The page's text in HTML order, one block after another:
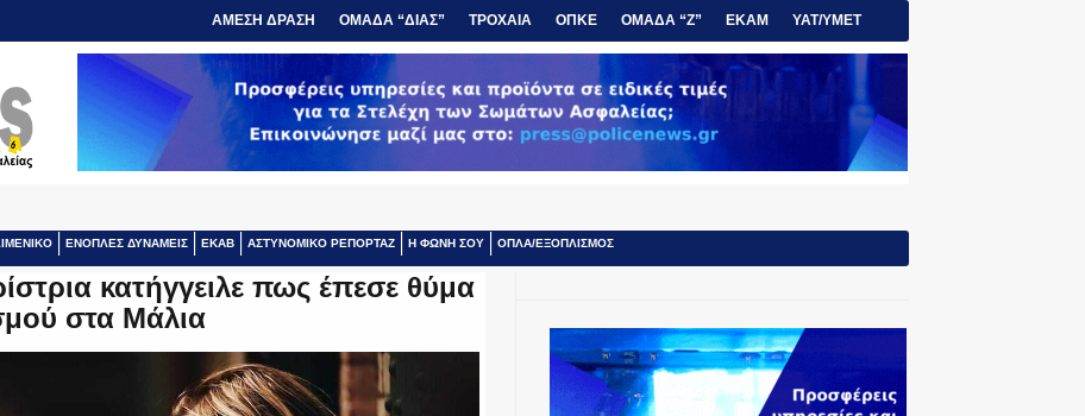
ΑΜΕΣΗ ΔΡΑΣΗ ΟΜΑΔΑ “ΔΙΑΣ” ΤΡΟΧΑΙΑ ΟΠΚΕ ΟΜΑΔΑ “Ζ” ΕΚΑΜ ΥΑΤ/ΥΜΕΤ
ΕΝΟΠΛΕΣ ΔΥΝΑΜΕΙΣ ΕΚΑΒ ΑΣΤΥΝΟΜΙΚΟ ΡΕΠΟΡΤΑΖ Η ΦΩΝΗ ΣΟΥ ΟΠΛΑ/ΕΞΟΠΛΙΣΜΟΣ
κατήγγειλε πως έπεσε θύμα
στα Μάλια